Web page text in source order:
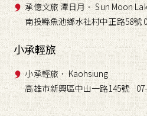
承億文旅 潭日月． Sun Moon
南投縣魚池鄉水社村中正路58號
小承輕旅
小承輕旅． Kaohsiung
高雄市新興區中山一路145號